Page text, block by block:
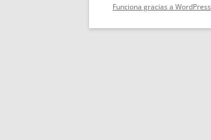
Funciona gracias a WordPress